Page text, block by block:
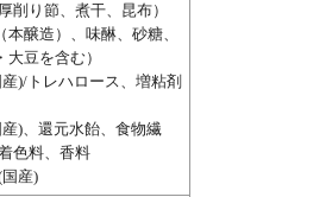
削り節、煮干、昆布）
本醸造）、味醂、砂糖、
大豆を含む）
)/トレハロース、増粘剤
)、還元水飴、食物繊
色料、香料
産)